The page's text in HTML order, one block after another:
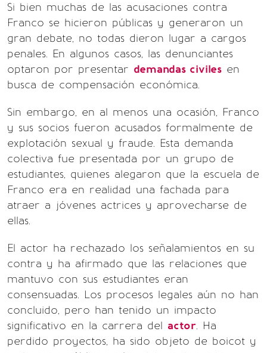
Si bien muchas de las acusaciones contra
Franco se hicieron públicas y generaron un
gran debate, no todas dieron lugar a cargos
penales. En algunos casos, las denunciantes
optaron por presentar demandas civiles en
busca de compensación económica.
Sin embargo, en al menos una ocasión, Franco
y sus socios fueron acusados formalmente de
explotación sexual y fraude. Esta demanda
colectiva fue presentada por un grupo de
estudiantes, quienes alegaron que la escuela de
Franco era en realidad una fachada para
atraer a jóvenes actrices y aprovecharse de
ellas.
El actor ha rechazado los señalamientos en su
contra y ha afirmado que las relaciones que
mantuvo con sus estudiantes eran
consensuadas. Los procesos legales aún no han
concluido, pero han tenido un impacto
significativo en la carrera del actor. Ha
perdido proyectos, ha sido objeto de boicot y